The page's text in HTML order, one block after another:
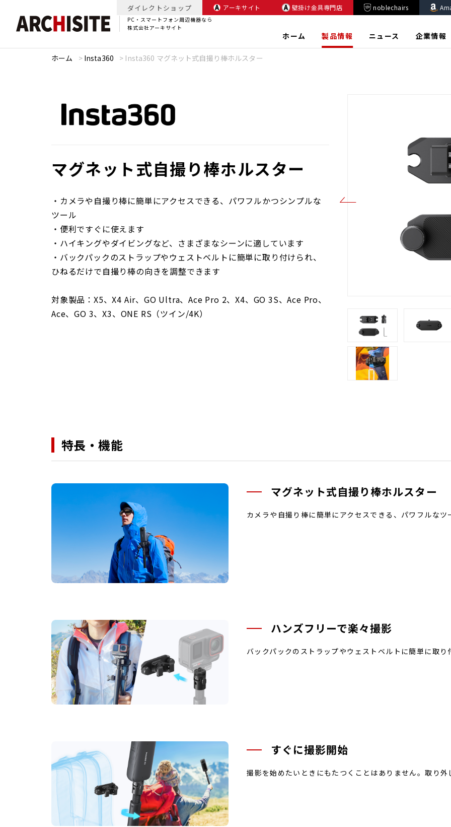
PC・スマートフォン周辺機器なら
株式会社アーキサイト
ダイレクトショップ アーキサイト 壁掛け金具専門店 noblechairs
ホーム 製品情報 ニュース 企業情報
ホーム > Insta360 > Insta360 マグネット式自撮り棒ホルスター
マグネット式自撮り棒ホルスター
・カメラや自撮り棒に簡単にアクセスできる、パワフルかつシンプルな
ツール
・便利ですぐに使えます
・ハイキングやダイビングなど、さまざまなシーンに適しています
・バックパックのストラップやウェストベルトに簡単に取り付けられ、
ひねるだけで自撮り棒の向きを調整できます
対象製品：X5、X4 Air、GO Ultra、Ace Pro 2、X4、GO 3S、Ace Pro、
Ace、GO 3、X3、ONE RS（ツイン/4K）
特長・機能
マグネット式自撮り棒ホルスター
カメラや自撮り棒に簡単にアクセスできる、パワフルなツ
ハンズフリーで楽々撮影
バックパックのストラップやウェストベルトに簡単に取り
すぐに撮影開始
撮影を始めたいときにもたつくことはありません。取り外